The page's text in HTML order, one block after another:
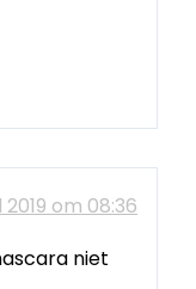
2019 om 08:36
niet